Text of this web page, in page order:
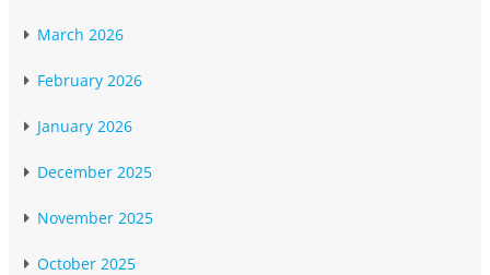
March 2026
February 2026
January 2026
December 2025
November 2025
October 2025